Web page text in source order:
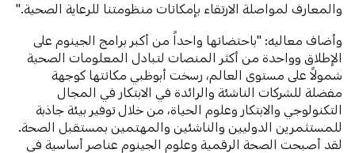
والمعارف لمواصلة الارتقاء بإمكانات منظومتنا للرعاية الصحية."
وأضاف معاليه: "باحتضانها واحداً من أكبر برامج الجينوم على
الإطلاق وواحدة من أكثر المنصات لتبادل المعلومات الصحية
شمولاً على مستوى العالم، رسخت أبوظبي مكانتها كوجهة
مفضلة للشركات الناشئة والرائدة في الابتكار في المجال
التكنولوجي والابتكار وعلوم الحياة، من خلال توفير بيئة جاذبة
للمستثمرين الدوليين والناشئين والمهتمين بمستقبل الصحة.
لقد أصبحت الصحة الرقمية وعلوم الجينوم عناصر أساسية في